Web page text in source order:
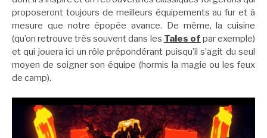
proposeront toujours de meilleurs équipements au fur et à
mesure que notre épopée avance. De même, la cuisine
(qu’on retrouve très souvent dans les Tales of par exemple)
et qui jouera ici un rôle prépondérant puisqu’il s’agit du seul
moyen de soigner son équipe (hormis la magie ou les feux
de camp).